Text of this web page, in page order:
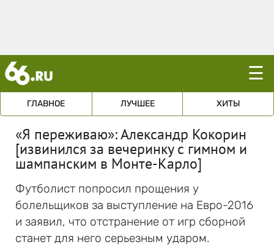
☰
ГЛАВНОЕ ЛУЧШЕЕ ХИТЫ
«Я переживаю»: Александр Кокорин
[извинился за вечеринку с гимном и
шампанским в Монте-Карло]
Футболист попросил прощения у
болельщиков за выступление на Евро-2016
и заявил, что отстранение от игр сборной
станет для него серьезным ударом.